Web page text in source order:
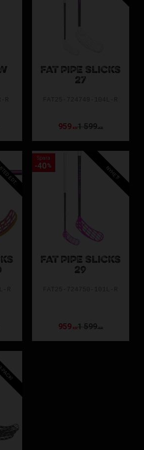
FAT PIPE SLICKS
27
959KR1 599KR
EDT.
FAT PIPE SLICKS
29
959KR1 599KR
Spara
40% NYHET!